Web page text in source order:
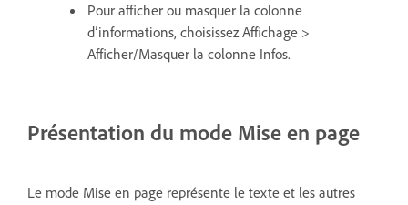
Pour afficher ou masquer la colonne
d’informations, choisissez Affichage >
Afficher/Masquer la colonne Infos.
Présentation du mode Mise en page
Le mode Mise en page représente le texte et les autres